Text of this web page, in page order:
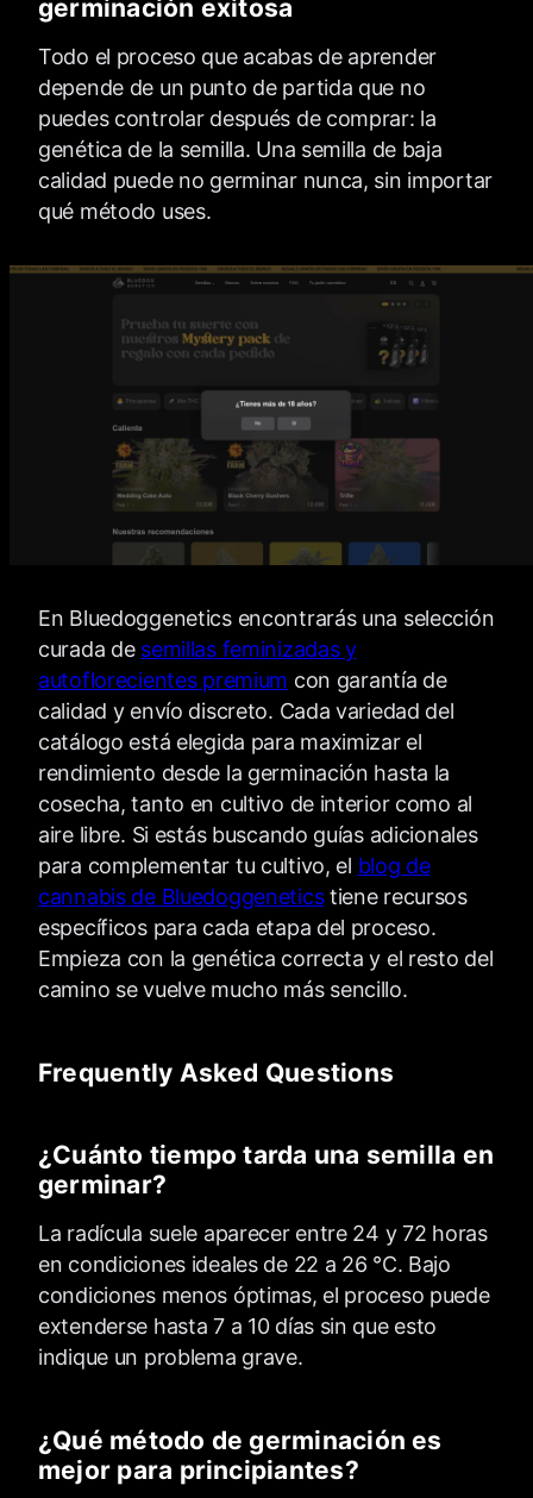
germinación exitosa
Todo el proceso que acabas de aprender
depende de un punto de partida que no
puedes controlar después de comprar: la
genética de la semilla. Una semilla de baja
calidad puede no germinar nunca, sin importar
qué método uses.
En Bluedoggenetics encontrarás una selección
curada de semillas feminizadas y
autoflorecientes premium con garantía de
calidad y envío discreto. Cada variedad del
catálogo está elegida para maximizar el
rendimiento desde la germinación hasta la
cosecha, tanto en cultivo de interior como al
aire libre. Si estás buscando guías adicionales
para complementar tu cultivo, el blog de
cannabis de Bluedoggeneticstiene recursos
específicos para cada etapa del proceso.
Empieza con la genética correcta y el resto del
camino se vuelve mucho más sencillo.
Frequently Asked Questions
¿Cuánto tiempo tarda una semilla en
germinar?
La radícula suele aparecer entre 24 y 72 horas
en condiciones ideales de 22 a 26 °C. Bajo
condiciones menos óptimas, el proceso puede
extenderse hasta 7 a 10 días sin que esto
indique un problema grave.
¿Qué método de germinación es
mejor para principiantes?